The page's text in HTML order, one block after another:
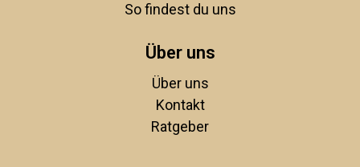
So findest du uns
Über uns
Über uns
Kontakt
Ratgeber